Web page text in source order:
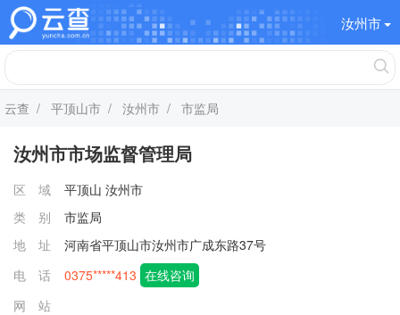
汝州市
云查 / 平顶山市 / 汝州市 / 市监局
汝州市市场监督管理局
区 域 平顶山 汝州市
类 别
市监局
地 址
河南省平顶山市汝州市广成东路37号
电 话
0375*****413 在线咨询
网 站